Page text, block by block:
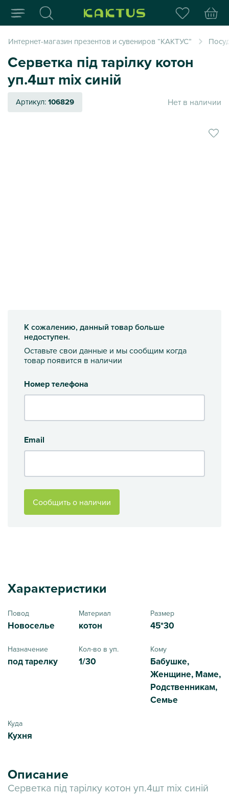
Интернет-магазин
Интернет-магазин презентов и сувениров “КАКТУС”
Серветка під тарілку котон
уп.4шт mix синій
Артикул:106829 Нет в наличии
К сожалению, данный товар больше
недоступен.
Оставьте свои данные и мы сообщим когда
товар появится в наличии
Номер телефона
Email
Сообщить о наличии
Характеристики
Повод
Новоселье
Материал
котон
Размер
45*30
Назначение
под тарелку
Кол-во в уп.
1/30
Кому
Бабушке,
Женщине, Маме,
Родственникам,
Семье
Куда
Кухня
Описание
Серветка під тарілку котон уп.4шт mix синій